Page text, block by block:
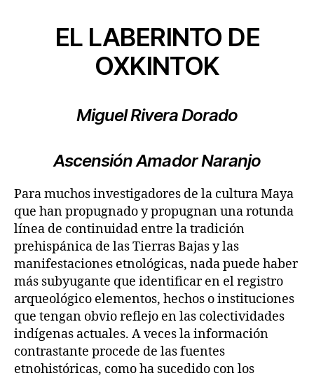
EL LABERINTO DE
OXKINTOK
Miguel Rivera Dorado
Ascensión Amador Naranjo
Para muchos investigadores de la cultura Maya
que han propugnado y propugnan una rotunda
línea de continuidad entre la tradición
prehispánica de las Tierras Bajas y las
manifestaciones etnológicas, nada puede haber
más subyugante que identificar en el registro
arqueológico elementos, hechos o instituciones
que tengan obvio reflejo en las colectividades
indígenas actuales. A veces la información
contrastante procede de las fuentes
etnohistóricas, como ha sucedido con los